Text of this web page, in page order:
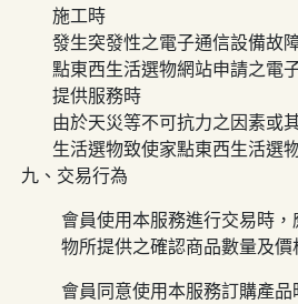
施工時
發生突發性之電子通信設備故
點東西生活選物網站申請之電
提供服務時
由於天災等不可抗力之因素或
生活選物致使家點東西生活選
九、交易行為
會員使用本服務進行交易時，
物所提供之確認商品數量及價
會員同意使用本服務訂購產品